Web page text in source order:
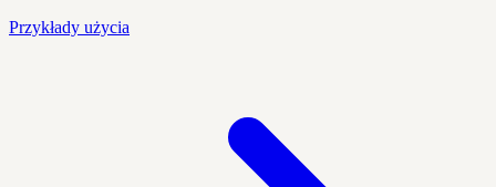
Przykłady użycia